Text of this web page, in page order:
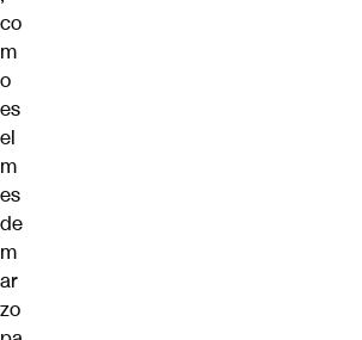
co
m
o
es
el
m
es
de
m
ar
zo